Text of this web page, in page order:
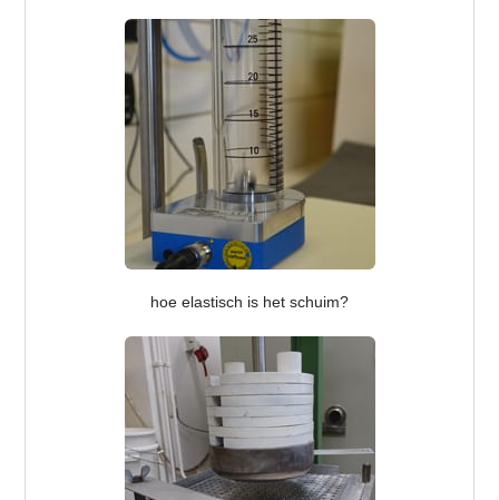
hoe elastisch is het schuim?